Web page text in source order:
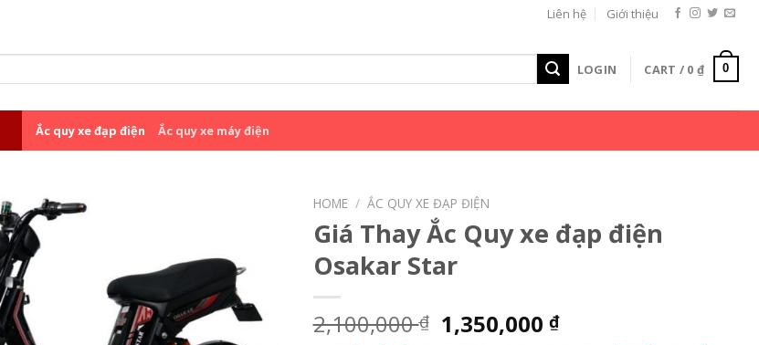
Liên hệ Giới thiệu
LOGIN CART / 0 ₫ 0
Ắc quy xe đạp điện Ắc quy xe máy điện
HOME / ẮC QUY XE ĐẠP ĐIỆN
Giá Thay Ắc Quy xe đạp điện
Osakar Star
2,100,000₫ 1,350,000 ₫